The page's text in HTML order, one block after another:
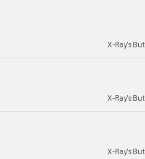
X-Ray's
X-Ray's
X-Ray's